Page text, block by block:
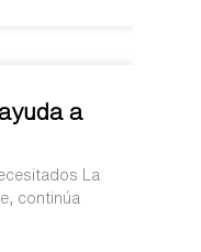
a
La
continúa